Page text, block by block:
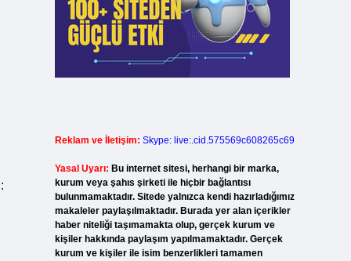
Reklam ve İletişim: Skype: live:.cid.575569c608265c69
Yasal Uyarı: Bu internet sitesi, herhangi bir marka,
kurum veya şahıs şirketi ile hiçbir bağlantısı
bulunmamaktadır. Sitede yalnızca kendi hazırladığımız
makaleler paylaşılmaktadır. Burada yer alan içerikler
haber niteliği taşımamakta olup, gerçek kurum ve
kişiler hakkında paylaşım yapılmamaktadır. Gerçek
kurum ve kişiler ile isim benzerlikleri tamamen